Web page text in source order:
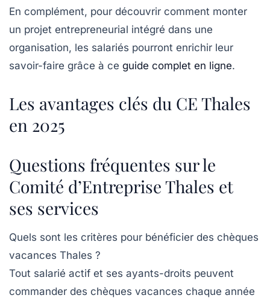
En complément, pour découvrir comment monter
un projet entrepreneurial intégré dans une
organisation, les salariés pourront enrichir leur
savoir-faire grâce à ce guide complet en ligne.
Les avantages clés du CE Thales
en 2025
Questions fréquentes sur le
Comité d’Entreprise Thales et
ses services
Quels sont les critères pour bénéficier des chèques
vacances Thales ?
Tout salarié actif et ses ayants-droits peuvent
commander des chèques vacances chaque année